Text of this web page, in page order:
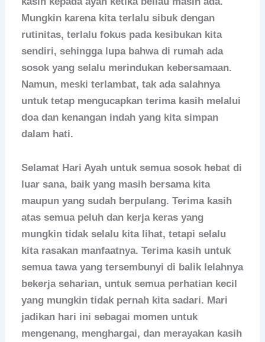
Mungkin karena kita terlalu sibuk dengan
rutinitas, terlalu fokus pada kesibukan kita
sendiri, sehingga lupa bahwa di rumah ada
sosok yang selalu merindukan kebersamaan.
Namun, meski terlambat, tak ada salahnya
untuk tetap mengucapkan terima kasih melalui
doa dan kenangan indah yang kita simpan
dalam hati.
Selamat Hari Ayah untuk semua sosok hebat di
luar sana, baik yang masih bersama kita
maupun yang sudah berpulang. Terima kasih
atas semua peluh dan kerja keras yang
mungkin tidak selalu kita lihat, tetapi selalu
kita rasakan manfaatnya. Terima kasih untuk
semua tawa yang tersembunyi di balik lelahnya
bekerja seharian, untuk semua perhatian kecil
yang mungkin tidak pernah kita sadari. Mari
jadikan hari ini sebagai momen untuk
mengenang, menghargai, dan merayakan kasih